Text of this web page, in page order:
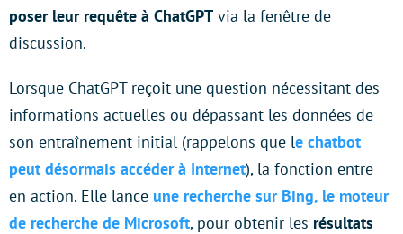
poser leur requête à ChatGPT via la fenêtre de
discussion.
Lorsque ChatGPT reçoit une question nécessitant des
informations actuelles ou dépassant les données de
son entraînement initial (rappelons que le chatbot
peut désormais accéder à Internet), la fonction entre
en action. Elle lance une recherche sur Bing, le moteur
de recherche de Microsoft, pour obtenir les résultats